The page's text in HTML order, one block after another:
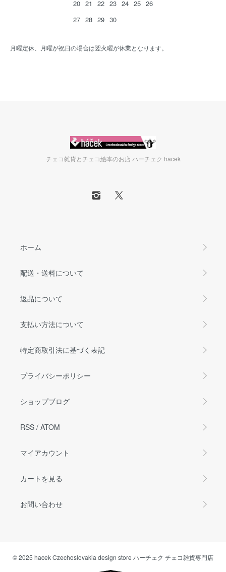
20 21 22 23 24 25 26
27 28 29 30
月曜定休、月曜が祝日の場合は翌火曜が休業となります。
チェコ雑貨とチェコ絵本のお店 ハーチェク hacek
ホーム
配送・送料について
返品について
支払い方法について
特定商取引法に基づく表記
プライバシーポリシー
ショップブログ
RSS / ATOM
マイアカウント
カートを見る
お問い合わせ
© 2025 hacek Czechoslovakia design store ハーチェク チェコ雑貨専門店